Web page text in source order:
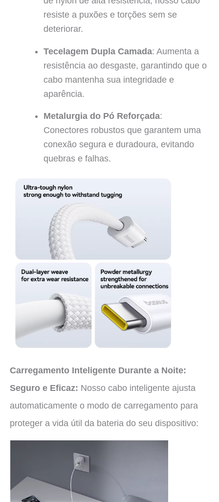
resiste a puxões e torções sem se
deteriorar.
Tecelagem Dupla Camada: Aumenta a
resistência ao desgaste, garantindo que o
cabo mantenha sua integridade e
aparência.
Metalurgia do Pó Reforçada:
Conectores robustos que garantem uma
conexão segura e duradoura, evitando
quebras e falhas.
Carregamento Inteligente Durante a Noite:
Seguro e Eficaz: Nosso cabo inteligente ajusta
automaticamente o modo de carregamento para
proteger a vida útil da bateria do seu dispositivo: